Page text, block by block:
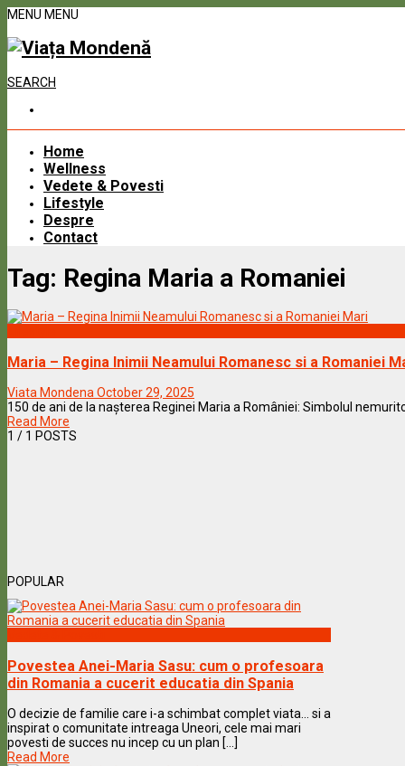
MENU MENU
SEARCH
Home
Wellness
Vedete & Povesti
Lifestyle
Despre
Contact
Tag: Regina Maria a Romaniei
Maria – Regina Inimii Neamului Romanesc si a Romaniei
Viata Mondena October 29, 2025
150 de ani de la nașterea Reginei Maria a României: Simbolul
Read More
1 / 1 POSTS
POPULAR
Povestea Anei-Maria Sasu: cum o profesoara
din Romania a cucerit educatia din Spania
O decizie de familie care i-a schimbat complet viata… si a
inspirat o comunitate intreaga Uneori, cele mai mari
povesti de succes nu incep cu un plan [...]
Read More